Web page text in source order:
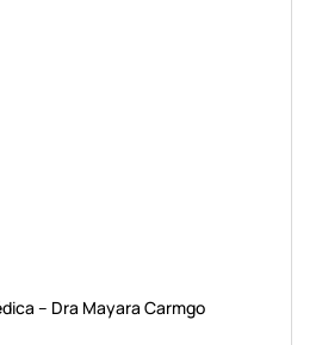
– Dra Mayara Carmgo